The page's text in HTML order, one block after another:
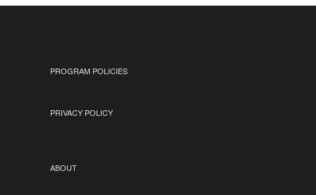
PROGRAM POLICIES
PRIVACY POLICY
ABOUT